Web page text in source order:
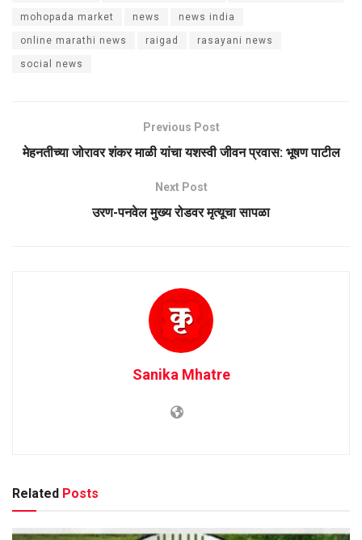
mohopada market news news india
online marathi news raigad rasayani news
social news
Previous Post
मेहनतीच्या जोरावर शंकर माळी यांचा यशस्वी जीवन प्रवास: भूषण पाटील
Next Post
उरण-पनवेल मुख्य रोडवर मृत्यूचा सापळा
Sanika Mhatre
Related Posts